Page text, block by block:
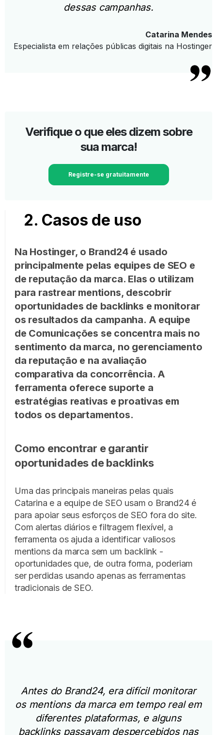
dessas campanhas.
Catarina Mendes
Especialista em relações públicas digitais na Hostinger
Verifique o que eles dizem sobre
sua marca!
Registre-se gratuitamente
2. Casos de uso
Na Hostinger, o Brand24 é usado
principalmente pelas equipes de SEO e
de reputação da marca. Elas o utilizam
para rastrear mentions, descobrir
oportunidades de backlinks e monitorar
os resultados da campanha. A equipe
de Comunicações se concentra mais no
sentimento da marca, no gerenciamento
da reputação e na avaliação
comparativa da concorrência. A
ferramenta oferece suporte a
estratégias reativas e proativas em
todos os departamentos.
Como encontrar e garantir
oportunidades de backlinks
Uma das principais maneiras pelas quais
Catarina e a equipe de SEO usam o Brand24 é
para apoiar seus esforços de SEO fora do site.
Com alertas diários e filtragem flexível, a
ferramenta os ajuda a identificar valiosos
mentions da marca sem um backlink -
oportunidades que, de outra forma, poderiam
ser perdidas usando apenas as ferramentas
tradicionais de SEO.
Antes do Brand24, era difícil monitorar
os mentions da marca em tempo real em
diferentes plataformas, e alguns
backlinks passavam despercebidos nas